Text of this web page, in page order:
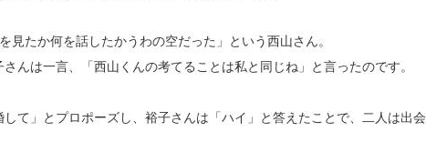
見たか何を話したかうわの空だった」という西山さん。
んは一言、「西山くんの考てることは私と同じね」と言ったのです。
て」とプロポーズし、裕子さんは「ハイ」と答えたことで、二人は出会